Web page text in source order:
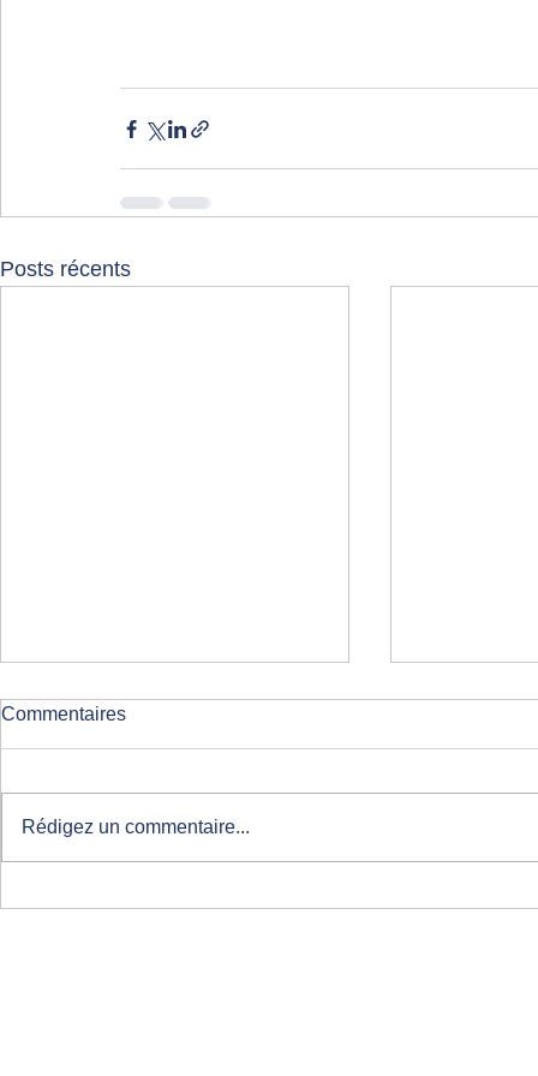
Posts récents
Commentaires
Rédigez un commentaire...